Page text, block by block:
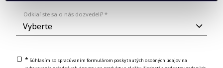
Odkiaľ ste sa o nás dozvedeli? *
* Súhlasím so spracúvaním formulárom poskytnutých osobných údajov na